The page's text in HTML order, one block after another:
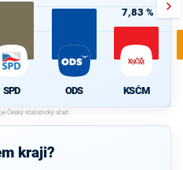
SPD ODS
7,83 %
KSČM
kraji?